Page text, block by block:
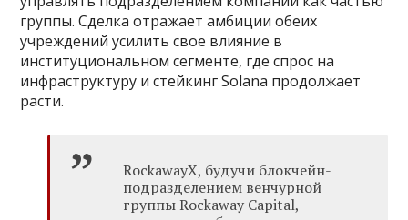
группы. Сделка отражает амбиции обеих
учреждений усилить свое влияние в
институциональном сегменте, где спрос на
инфраструктуру и стейкинг Solana продолжает
расти.
RockawayX, будучи блокчейн-
подразделением венчурной
группы Rockaway Capital,